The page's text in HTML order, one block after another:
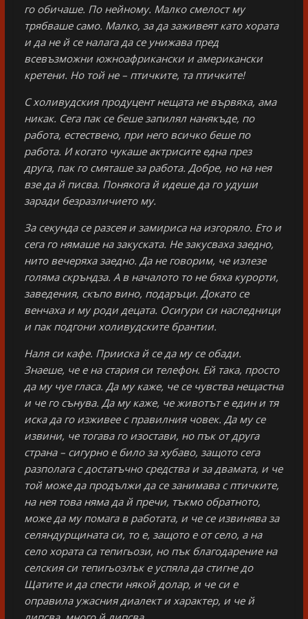
го обичаше. По нейному. Малко смелост му
трябваше само. Малко, за да заживеят като хората
и да не й се налага да се унижава пред
всевъзможни южноафрикански и американски
кретени. Но той не – птичките, та птичките!
С холивудския продуцент нещата не вървяха, ама
никак. Сега пак се беше запилял нанякъде, по
работа, естествено, при него всичко беше по
работа. И когато чукаше актрисите една през
друга, пак го смяташе за работа. Добре, но на нея
взе да й писва. Понякога й идеше да го удуши
заради безразличието му.
За секунда се разсея и замириса на изгоряло. Ето и
сега го нямаше на закуската. Не закусваха заедно,
нито вечеряха заедно. Да не говорим, че излезе
голяма скръндза. А в началото то не бяха курорти,
заведения, скъпо вино, подаръци. Докато се
венчаха и му роди децата. Осигури си наследници
и пак подгони холивудските брантии.
Наля си кафе. Прииска й се да му се обади.
Знаеше, че е на стария си телефон. Ей така, просто
да му чуе гласа. Да му каже, че се чувства нещастна
и че го сънува. Да му каже, че животът е един и тя
иска да го изживее с правилния човек. Да му се
извини, че тогава го изостави, но пък от друга
страна – сигурно е било за хубаво, защото сега
разполага с достатъчно средства и за двамата, и че
той може да продължи да се занимава с птичките,
на нея това няма да й пречи, тъкмо обратното,
може да му помага в работата, и че се извинява за
селяндурщината си, то е, защото е от село, а на
село хората са тепигьози, но пък благодарение на
селския си тепигьозлък е успяла да стигне до
Щатите и да спести някой долар, и че си е
оправила ужасния диалект и характер, и че й